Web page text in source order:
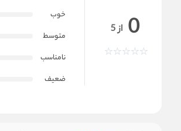
0 از 5
خوب
متوسط
نامناسب
ضعیف